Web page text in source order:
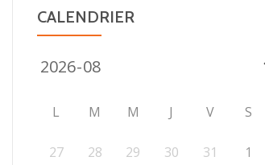
CALENDRIER
L M M J V S
27 28 29 30 31 1